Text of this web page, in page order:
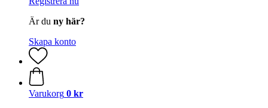
Är du ny här?
Skapa konto
Varukorg 0 kr